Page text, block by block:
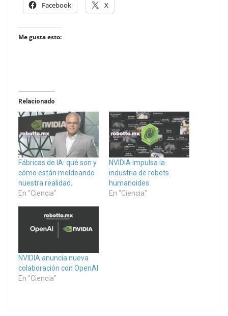
Facebook X
Me gusta esto:
Relacionado
Fábricas de IA: qué son y
cómo están moldeando
nuestra realidad.
En "Ciencia"
NVIDIA impulsa la
industria de robots
humanoides
En "Ciencia"
NVIDIA anuncia nueva
colaboración con OpenAI
En "Ciencia"